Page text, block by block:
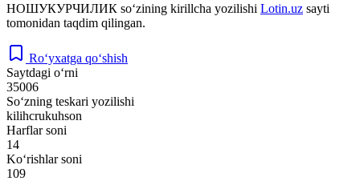
НОШУКУРЧИЛИК so‘zining kirillcha yozilishi Lotin.uz sayti
tomonidan taqdim qilingan.
Ro‘yxatga qo‘shish
Saytdagi o‘rni
35006
So‘zning teskari yozilishi
kilihcrukuhson
Harflar soni
14
Ko‘rishlar soni
109